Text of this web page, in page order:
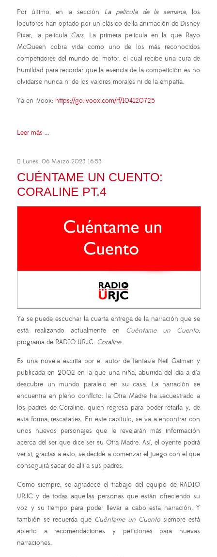
Por último, en la sección La película de la semana, los
locutores han optado por un clásico de la animación de Disney
Pixar, la película Cars. La primera película en la que Rayo
McQueen cobra vida como uno de los más reconocidos
competidores del mundo del motor, el cual recibe una cura de
humildad para recordar que la esencia de la competición es no
olvidarse nunca ni de los valores morales ni de la empatía.
Ya en iVoox: https://go.ivoox.com/rf/104120725
Leer más ...
Lunes, 06 Marzo 2023 16:53
CUÉNTAME UN CUENTO:
CORALINE PT.4
Ya se puede escuchar la cuarta entrega de la narración que se
está realizando actualmente en Cuéntame un Cuento,
programa de RADIO URJC: Coraline.
Es una novela escrita por el autor de fantasía Neil Gaiman y
publicada en 2002 en la que una niña, aburrida del día a día
descubre un mundo paralelo en su casa. La narración se
encuentra en pleno conflicto: la Otra Madre ha secuestrado a
los padres de Coraline, quien regresa para poder retarla y, de
esta forma, rescatarles. En este capítulo, se va a encontrar con
unos nuevos personajes que le revelarán más información
acerca del ser que dice ser su Otra Madre. Así, el oyente podrá
ver si, gracias a esto, se decide a comenzar el juego con el que
conseguirá sacar de allí a sus padres.
Como siempre, se agradece el trabajo del equipo de RADIO
URJC y de todas aquellas personas que están ofreciendo su
voz y su tiempo para poder llevar a cabo esta narración. Y
también se recuerda que Cuéntame un Cuento siempre está
abierto a recomendaciones y peticiones para nuevas
narraciones.